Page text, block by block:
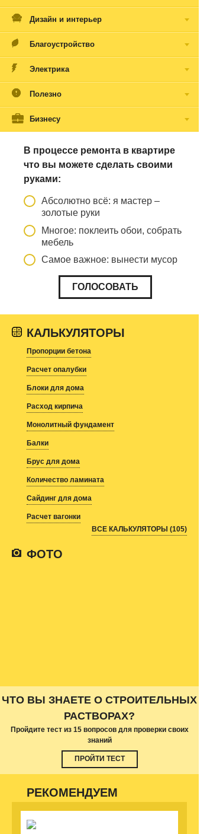
Дизайн и интерьер
Благоустройство
Электрика
Полезно
Бизнесу
В процессе ремонта в квартире
что вы можете сделать своими
руками:
Абсолютно всё: я мастер –
золотые руки
Многое: поклеить обои, собрать
мебель
Самое важное: вынести мусор
КАЛЬКУЛЯТОРЫ
Пропорции бетона
Расчет опалубки
Блоки для дома
Расход кирпича
Монолитный фундамент
Балки
Брус для дома
Количество ламината
Сайдинг для дома
Расчет вагонки
ВСЕ КАЛЬКУЛЯТОРЫ (105)
ФОТО
ЧТО ВЫ ЗНАЕТЕ О СТРОИТЕЛЬНЫХ
РАСТВОРАХ?
Пройдите тест из 15 вопросов для проверки своих
знаний
ПРОЙТИ ТЕСТ
РЕКОМЕНДУЕМ